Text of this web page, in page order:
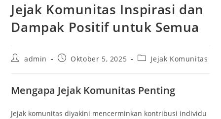
Jejak Komunitas Inspirasi dan
Dampak Positif untuk Semua
Postadmin
PostOktober 5, 2025
PostJejak Komunitas
Mengapa Jejak Komunitas Penting
Jejak komunitas diyakini mencerminkan kontribusi individu